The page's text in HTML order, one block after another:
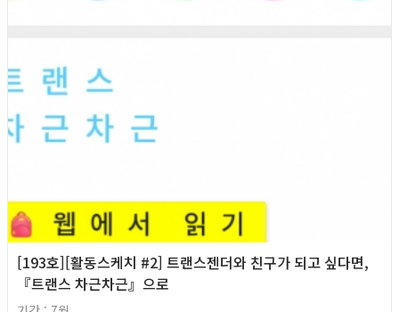
[193호][활동스케치 #2] 트랜스젠더와 친구가 되고 싶다면,
『트랜스 차근차근』으로